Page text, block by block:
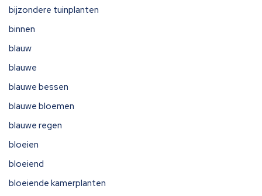
bijzondere tuinplanten
binnen
blauw
blauwe
blauwe bessen
blauwe bloemen
blauwe regen
bloeien
bloeiend
bloeiende kamerplanten